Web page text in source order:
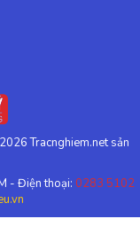
Tracnghiem.net sản
- Điện thoại: 0283 5102